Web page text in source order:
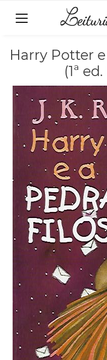
Harry Potter
(1ª